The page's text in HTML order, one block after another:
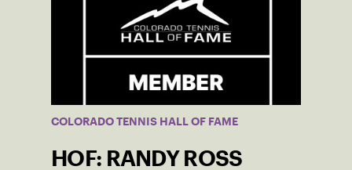
COLORADO TENNIS HALL OF FAME
HOF: RANDY ROSS